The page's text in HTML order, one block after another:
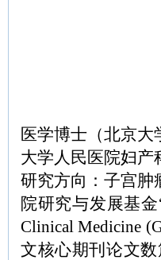
医学博士（北京
大学人民医院妇产
研究方向：子宫肿
院研究与发展基金
Clinical Medicine
文核心期刊论文